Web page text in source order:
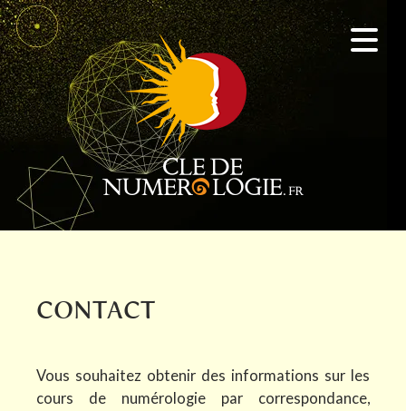
CONTACT
Vous souhaitez obtenir des informations sur les
cours de numérologie par correspondance,